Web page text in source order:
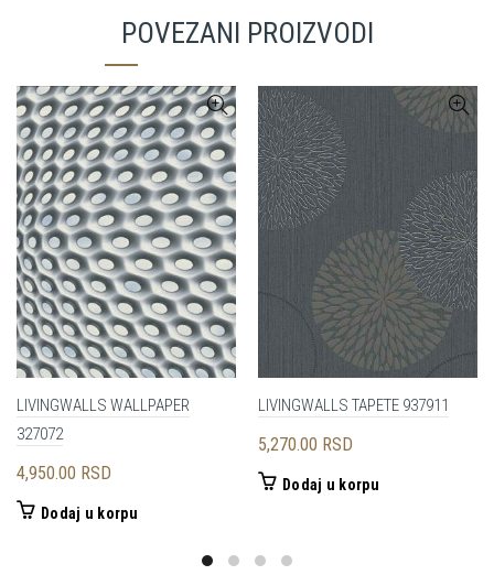
POVEZANI PROIZVODI
LIVINGWALLS WALLPAPER
327072
4,950.00 RSD
Dodaj u korpu
LIVINGWALLS TAPETE 937911
5,270.00 RSD
Dodaj u korpu